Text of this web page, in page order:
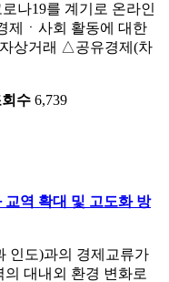
나19를 계기로 온라인
제ㆍ사회 활동에 대한
상거래 △공유경제(차
수 6,739
역 확대 및 고도화 방
인도)과의 경제교류가
대내외 환경 변화로